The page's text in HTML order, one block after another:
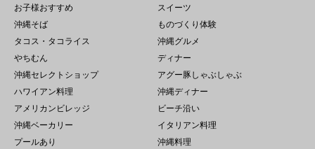
お子様おすすめ
スイーツ
沖縄そば
ものづくり体験
タコス・タコライス
沖縄グルメ
やちむん
ディナー
沖縄セレクトショップ
アグー豚しゃぶしゃぶ
ハワイアン料理
沖縄ディナー
アメリカンビレッジ
ビーチ沿い
沖縄ベーカリー
イタリアン料理
プールあり
沖縄料理